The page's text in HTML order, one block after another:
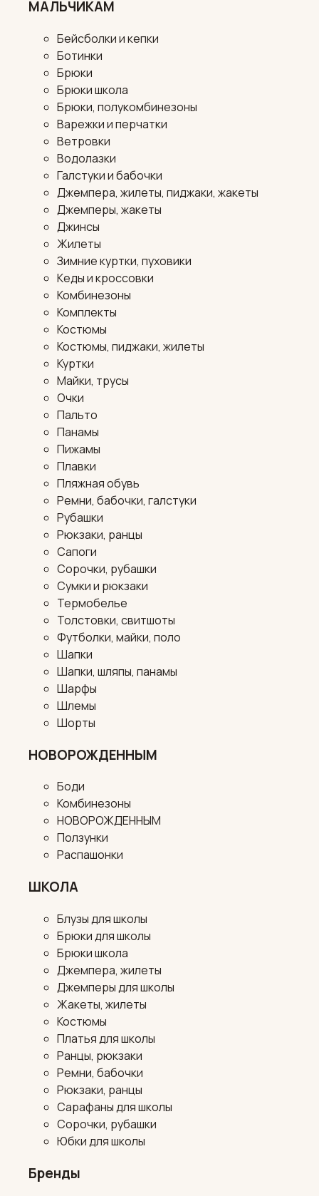
МАЛЬЧИКАМ
Бейсболки и кепки
Ботинки
Брюки
Брюки школа
Брюки, полукомбинезоны
Варежки и перчатки
Ветровки
Водолазки
Галстуки и бабочки
Джемпера, жилеты, пиджаки, жакеты
Джемперы, жакеты
Джинсы
Жилеты
Зимние куртки, пуховики
Кеды и кроссовки
Комбинезоны
Комплекты
Костюмы
Костюмы, пиджаки, жилеты
Куртки
Майки, трусы
Очки
Пальто
Панамы
Пижамы
Плавки
Пляжная обувь
Ремни, бабочки, галстуки
Рубашки
Рюкзаки, ранцы
Сапоги
Сорочки, рубашки
Сумки и рюкзаки
Термобелье
Толстовки, свитшоты
Футболки, майки, поло
Шапки
Шапки, шляпы, панамы
Шарфы
Шлемы
Шорты
НОВОРОЖДЕННЫМ
Боди
Комбинезоны
НОВОРОЖДЕННЫМ
Ползунки
Распашонки
ШКОЛА
Блузы для школы
Брюки для школы
Брюки школа
Джемпера, жилеты
Джемперы для школы
Жакеты, жилеты
Костюмы
Платья для школы
Ранцы, рюкзаки
Ремни, бабочки
Рюкзаки, ранцы
Сарафаны для школы
Сорочки, рубашки
Юбки для школы
Бренды